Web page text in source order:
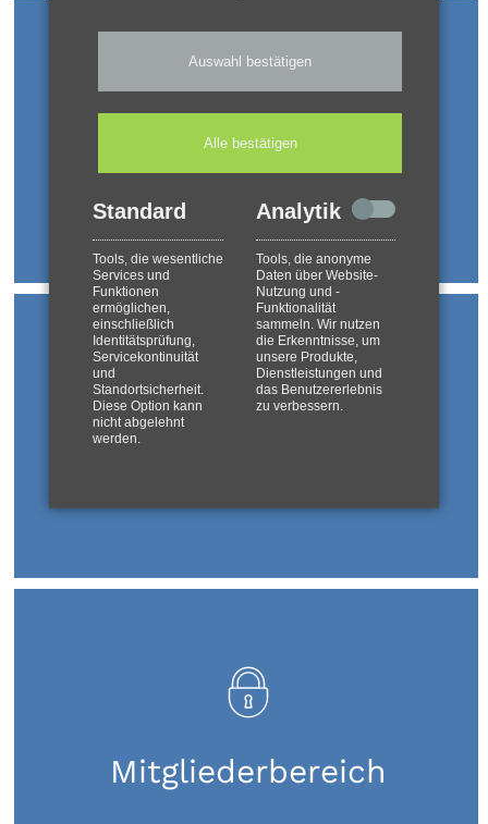
Klubleben
Mitgliederbereich
Auswahl bestätigen
Alle bestätigen
Standard
Tools, die wesentliche
Services und
Funktionen
ermöglichen,
einschließlich
Identitätsprüfung,
Servicekontinuität
und
Standortsicherheit.
Diese Option kann
nicht abgelehnt
werden.
Analytik
Tools, die anonyme
Daten über Website-
Nutzung und -
Funktionalität
sammeln. Wir nutzen
die Erkenntnisse, um
unsere Produkte,
Dienstleistungen und
das Benutzererlebnis
zu verbessern.